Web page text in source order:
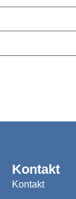
Kontakt
Kontakt